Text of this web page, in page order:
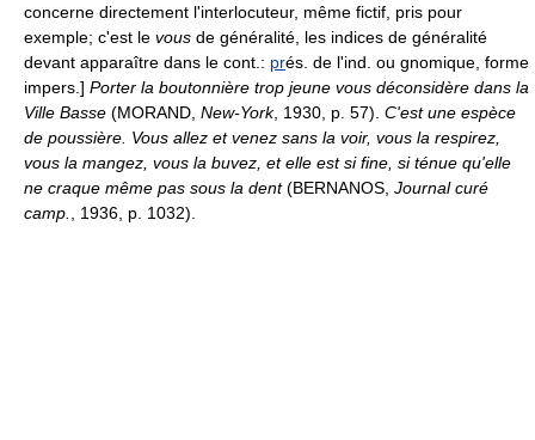
concerne directement l'interlocuteur, même fictif, pris pour
exemple; c'est le vous de généralité, les indices de généralité
devant apparaître dans le cont.: prés. de l'ind. ou gnomique, forme
impers.] Porter la boutonnière trop jeune vous déconsidère dans la
Ville Basse (MORAND, New-York, 1930, p. 57). C'est une espèce
de poussière. Vous allez et venez sans la voir, vous la respirez,
vous la mangez, vous la buvez, et elle est si fine, si ténue qu'elle
ne craque même pas sous la dent(BERNANOS, Journal curé
camp.
, 1936, p. 1032).